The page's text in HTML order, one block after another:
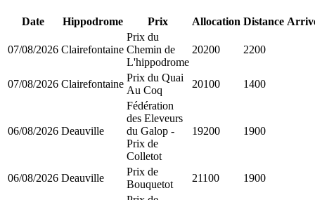
Date Hippodrome Prix Allocation Distance
07/08/2026 Clairefontaine
Prix du
Chemin de
L'hippodrome
20200 2200
07/08/2026 Clairefontaine
Prix du Quai
Au Coq
20100 1400
06/08/2026 Deauville
Fédération
des Eleveurs
du Galop -
Prix de
Colletot
19200 1900
06/08/2026 Deauville
Prix de
Bouquetot
21100 1900